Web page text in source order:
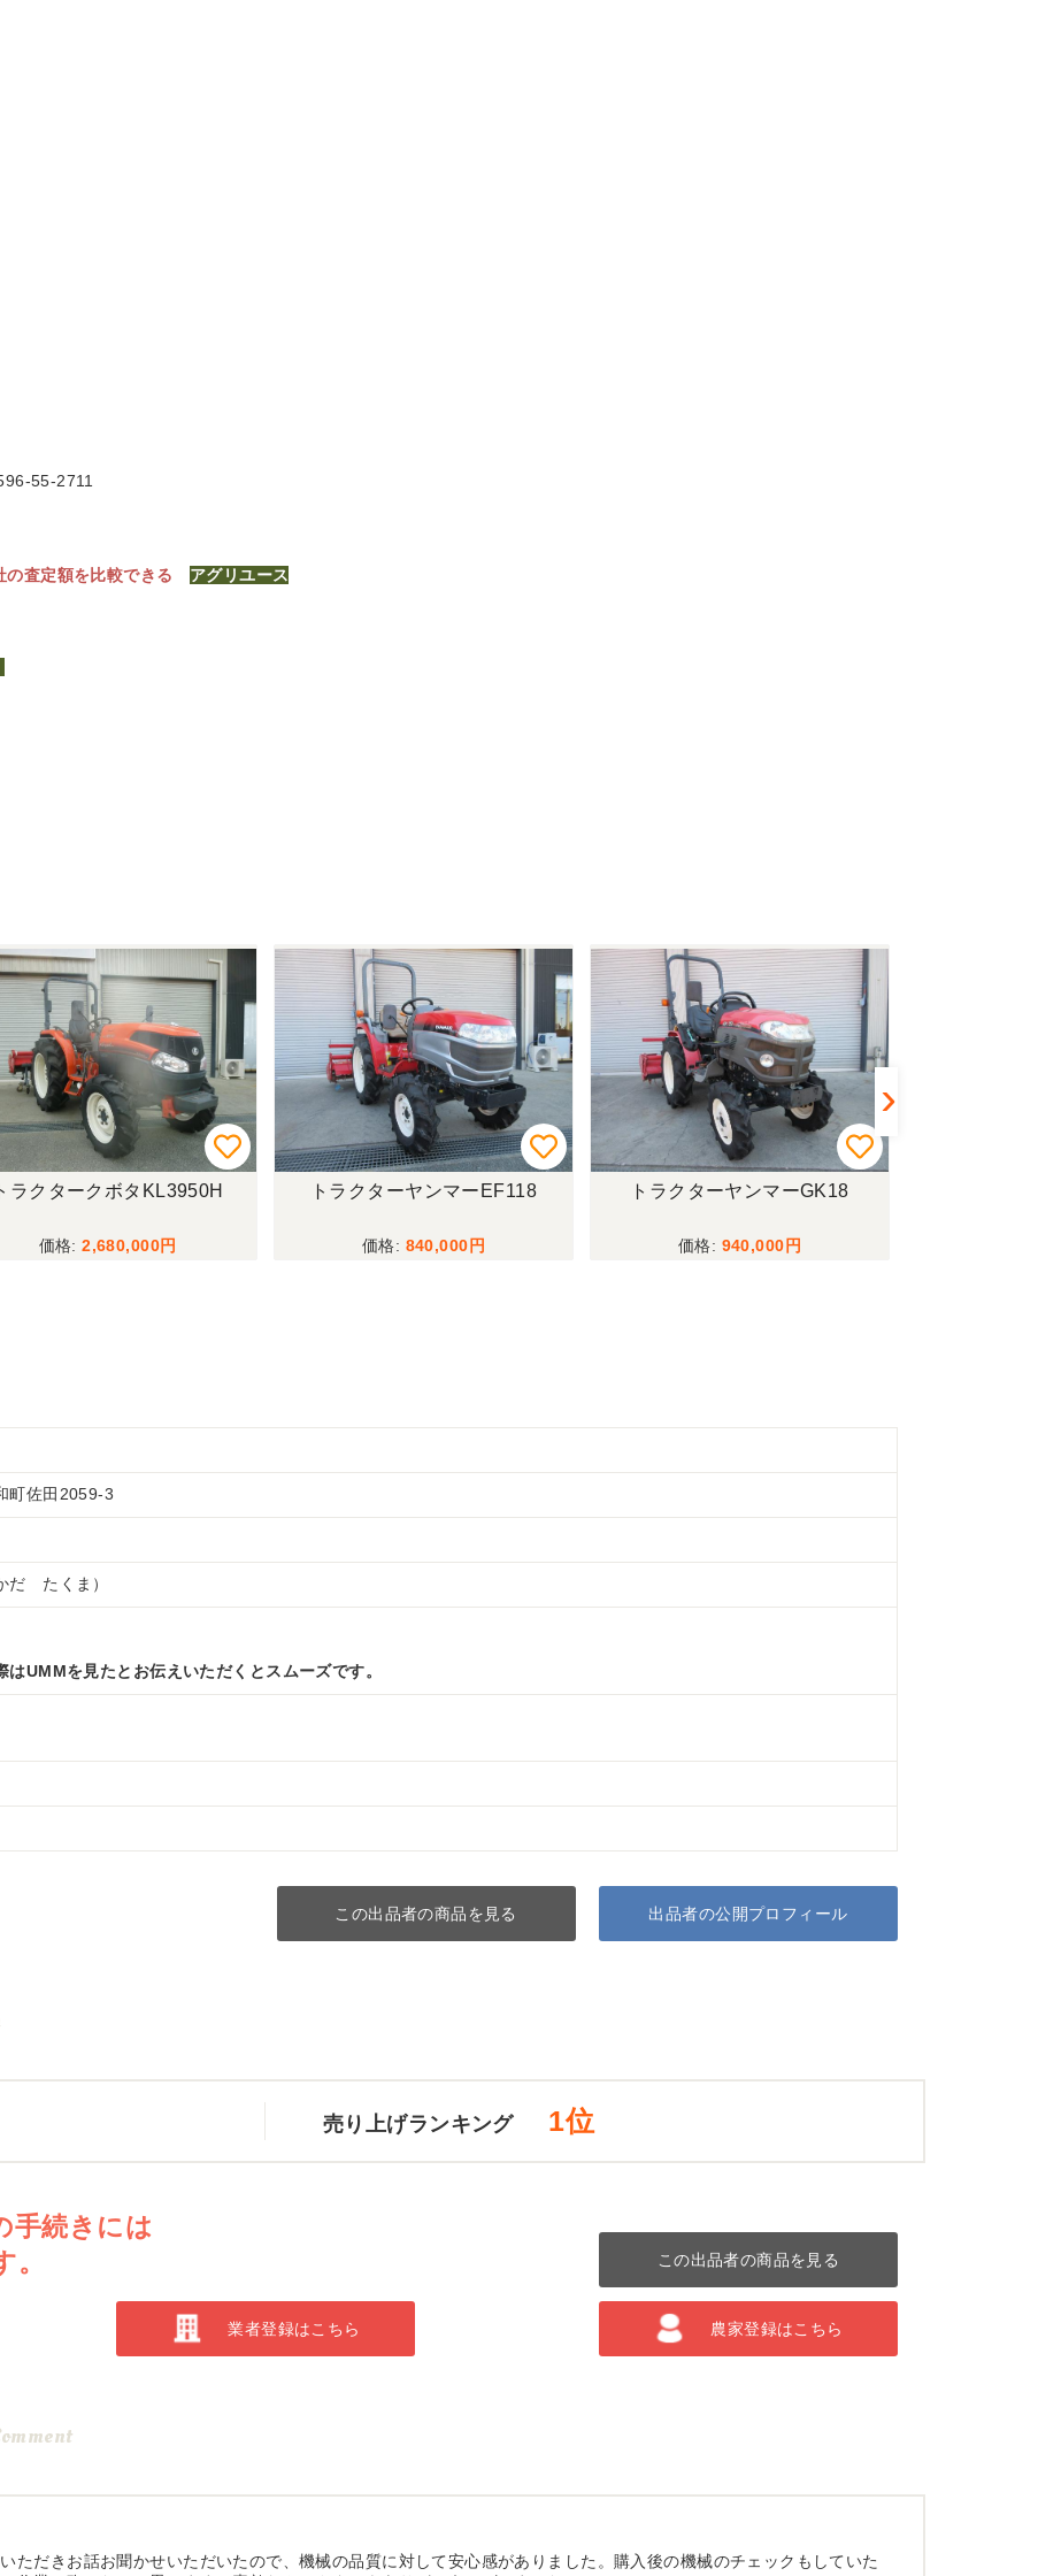
55-2711
の査定額を比較できる アグリユース
ラクタークボタKL3950H
2,680,000
トラクターヤンマーEF118
840,000
トラクターヤンマーGK18
940,000
町佐田2059-3
だ たくま）
UMMを見たとお伝えいただくとスムーズです。
この出品者の商品を見る 出品者の公開プロフィール
売り上げランキング 1位
手続きには
この出品者の商品を見る
業者登録はこちら 農家登録はこちら
ただきお話お聞かせいただいたので、機械の品質に対して安心感がありました。購入後の機械のチェックもしていた